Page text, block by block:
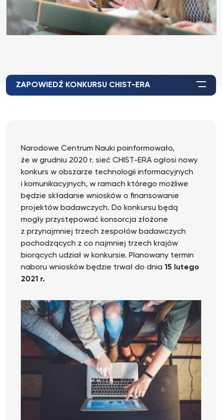
ZAPOWIEDŹ KONKURSU CHIST-ERA
Narodowe Centrum Nauki poinformowało,
że w grudniu 2020 r. sieć CHIST-ERA ogłosi nowy
konkurs w obszarze technologii informacyjnych
i komunikacyjnych, w ramach którego możliwe
będzie składanie wniosków o finansowanie
projektów badawczych. Do konkursu będą
mogły przystępować konsorcja złożone
z przynajmniej trzech zespołów badawczych
pochodzących z co najmniej trzech krajów
biorących udział w konkursie. Planowany termin
naboru wniosków będzie trwał do dnia 15 lutego
2021 r.